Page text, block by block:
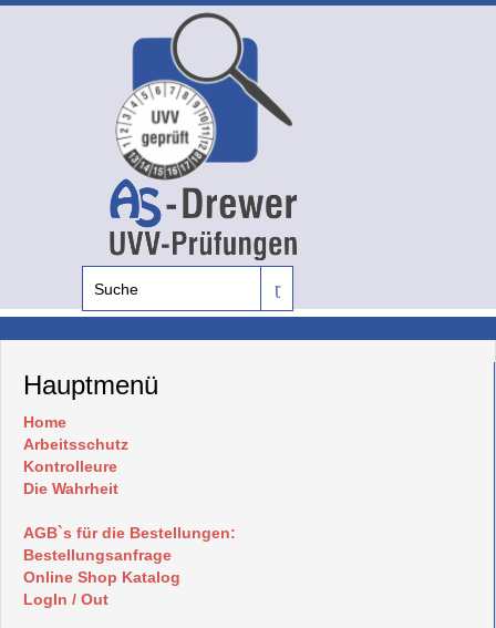
Hauptmenü
Home
Arbeitsschutz
Kontrolleure
Die Wahrheit
AGB`s für die Bestellungen:
Bestellungsanfrage
Online Shop Katalog
LogIn / Out